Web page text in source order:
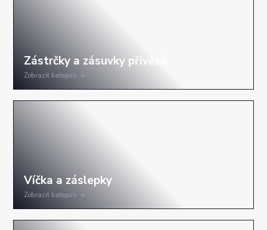
Zobrazit kategorii
Zobrazit kategorii